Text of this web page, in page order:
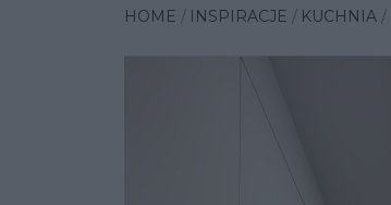
HOME INSPIRACJE KUCHNIA